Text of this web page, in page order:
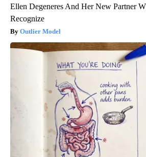
Ellen Degeneres And Her New Partner
Recognize
Outlier Model